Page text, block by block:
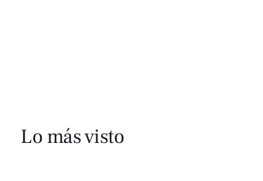
Lo más visto